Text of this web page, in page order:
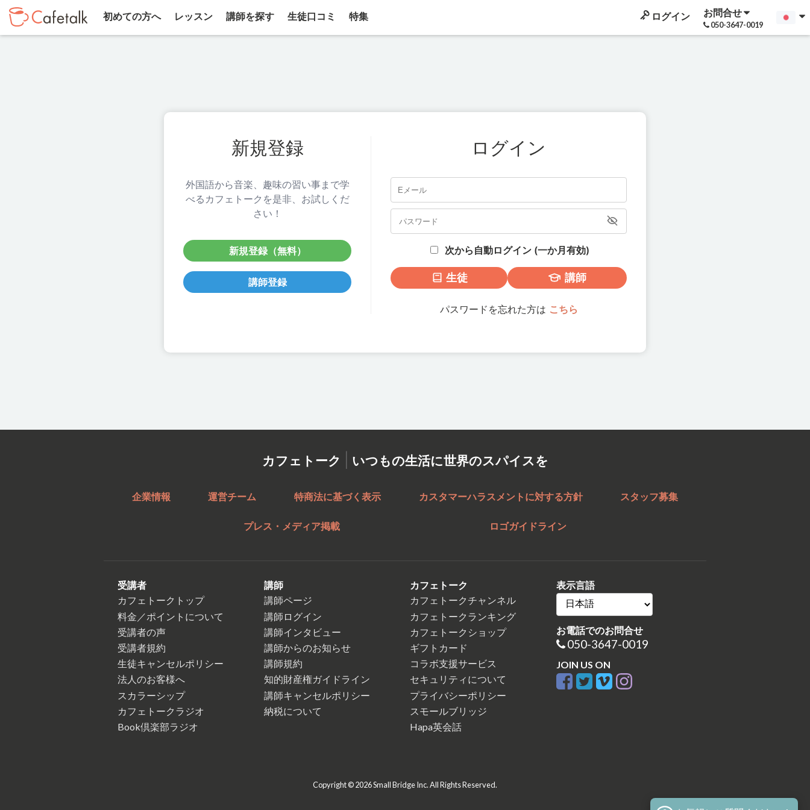
初めての方へ レッスン 講師を探す 生徒口コミ 特集 ログイン お問合せ
050-3647-0019
新規登録
外国語から音楽、趣味の習い事まで学
べるカフェトークを是非、お試しくだ
さい！
新規登録（無料）
講師登録
ログイン
次から自動ログイン (一か月有効)
生徒 講師
パスワードを忘れた方は こちら
カフェトーク | いつもの生活に世界のスパイスを
企業情報 運営チーム 特商法に基づく表示 カスタマーハラスメントに対する方針 スタッフ募集
プレス・メディア掲載 ロゴガイドライン
受講者
カフェトークトップ
料金／ポイントについて
受講者の声
受講者規約
生徒キャンセルポリシー
法人のお客様へ
スカラーシップ
カフェトークラジオ
Book倶楽部ラジオ
講師
講師ページ
講師ログイン
講師インタビュー
講師からのお知らせ
講師規約
知的財産権ガイドライン
講師キャンセルポリシー
納税について
カフェトーク
カフェトークチャンネル
カフェトークランキング
カフェトークショップ
ギフトカード
コラボ支援サービス
セキュリティについて
プライバシーポリシー
スモールブリッジ
Hapa英会話
表示言語
お電話でのお問合せ
050-3647-0019
JOIN US ON
Copyright © 2026 Small Bridge Inc. All Rights Reserved.